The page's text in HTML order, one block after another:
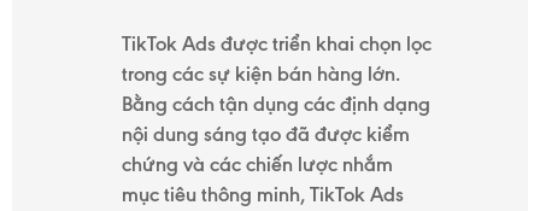
TikTok Ads được triển khai chọn lọc
trong các sự kiện bán hàng lớn.
Bằng cách tận dụng các định dạng
nội dung sáng tạo đã được kiểm
chứng và các chiến lược nhắm
mục tiêu thông minh, TikTok Ads